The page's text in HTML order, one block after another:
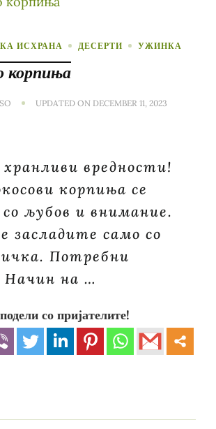
ИСХРАНА ДЕСЕРТИ УЖИНКА
корпиња
UPDATED ON DECEMBER 11, 2023
хранливи вредности!
корпиња се
љубов и внимание.
засладите само со
Потребни
Начин на …
со пријателите!